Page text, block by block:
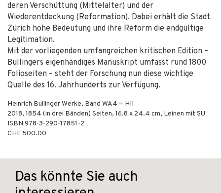
deren Verschüttung (Mittelalter) und der
Wiederentdeckung (Reformation). Dabei erhält die Stadt
Zürich hohe Bedeutung und ihre Reform die endgültige
Legitimation.
Mit der vorliegenden umfangreichen kritischen Edition –
Bullingers eigenhändiges Manuskript umfasst rund 1800
Folioseiten – steht der Forschung nun diese wichtige
Quelle des 16. Jahrhunderts zur Verfügung.
Heinrich Bullinger Werke, Band WA4 = HI1
2018, 1854 (in drei Bänden) Seiten, 16.8 x 24.4 cm, Leinen mit SU
ISBN 978-3-290-17851-2
CHF 500.00
Das könnte Sie auch